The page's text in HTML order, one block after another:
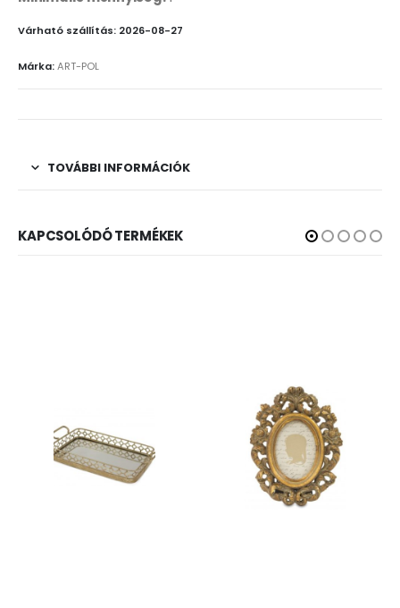
Várható szállítás: 2026-08-27
Márka:ART-POL
TOVÁBBI INFORMÁCIÓK
KAPCSOLÓDÓ TERMÉKEK